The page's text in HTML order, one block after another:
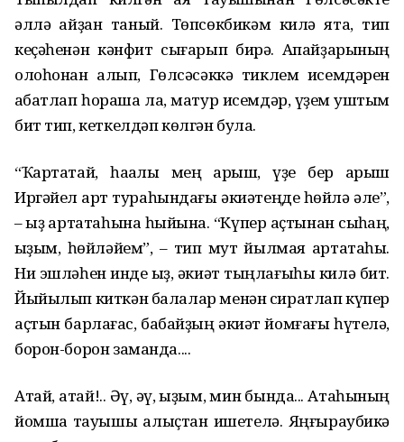
әллә ҡайҙан таный. Төпсөкбикәм килә ята, тип
кеҫәһенән кәнфит сығарып бирә. Апайҙарының
олоһонан алып, Гөлсәсәккә тиклем исемдәрен
ҡабатлап һораша ла, матур исемдәр, үҙем ҡуштым
бит тип, кеткелдәп көлгән була.
“Ҡартатай, һаҡалы мең ҡарыш, үҙе бер ҡарыш
Иргәйел ҡарт тураһындағы әкиәтеңде һөйлә әле”,
– ҡыҙ ҡартатаһына һыйына. “Күпер аҫтынан сыҡһаң,
ҡыҙым, һөйләйем”, – тип мут йылмая ҡартатаһы.
Ни эшләһен инде ҡыҙ, әкиәт тыңлағыһы килә бит.
Йыйылып киткән балалар менән сиратлап күпер
аҫтын барлағас, бабайҙың әкиәт йомғағы һүтелә,
борон-борон заманда....
Атай, атай!.. Әү, әү, ҡыҙым, мин бында... Атаһының
йомшаҡ тауышы алыҫтан ишетелә. Яңғыраубикә